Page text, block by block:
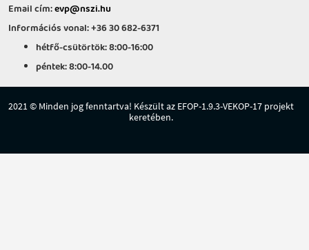
Email cím:evp@nszi.hu
Információs vonal: +36 30 682-6371
hétfő-csütörtök: 8:00-16:00
péntek: 8:00-14.00
2021 © Minden jog fenntartva! Készült az EFOP-1.9.3-VEKOP-17 projekt
keretében.